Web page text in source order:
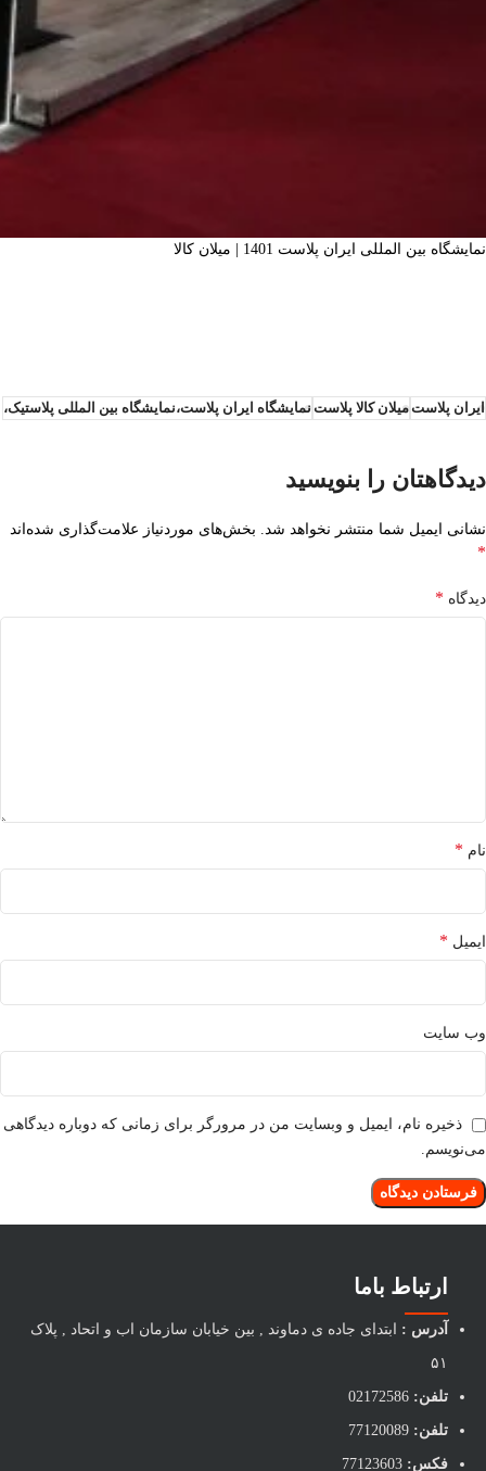
نمایشگاه بین المللی ایران پلاست 1401 | میلان کالا
ایران پلاستمیلان کالا پلاستنمایشگاه ایران پلاست،نمایشگاه بین المللی پلاستیک،
دیدگاهتان را بنویسید
نشانی ایمیل شما منتشر نخواهد شد. بخش‌های موردنیاز علامت‌گذاری شده‌اند
*
دیدگاه *
نام *
ایمیل *
وب‌ سایت
ذخیره نام، ایمیل و وبسایت من در مرورگر برای زمانی که دوباره دیدگاهی
می‌نویسم.
ارتباط باما
آدرس : ابتدای جاده ی دماوند , بین خیابان سازمان اب و اتحاد , پلاک
۵۱
تلفن: 02172586
تلفن:
فکس: